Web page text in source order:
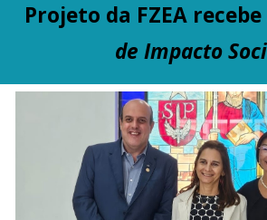
Projeto da FZEA recebe
de Impacto